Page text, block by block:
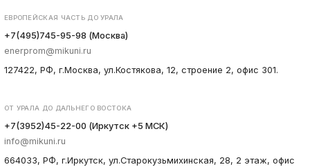
ЕВРОПЕЙСКАЯ ЧАСТЬ ДО УРАЛА
+7(495)745-95-98 (Москва)
enerprom@mikuni.ru
127422, РФ, г.Москва, ул.Костякова, 12, строение 2, офис 301.
ОТ УРАЛА ДО ДАЛЬНЕГО ВОСТОКА
+7(3952)45-22-00 (Иркутск +5 МСК)
info@mikuni.ru
664033, РФ, г.Иркутск, ул.Старокузьмихинская, 28, 2 этаж, офис